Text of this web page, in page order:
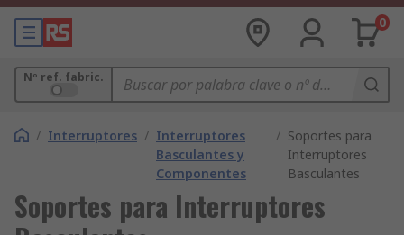
0
Nº ref. fabric.
/ Interruptores / Interruptores
Basculantes y
Componentes
/ Soportes para
Interruptores
Basculantes
Soportes para Interruptores